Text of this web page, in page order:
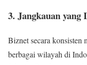
3. Jangkauan yang
Biznet secara konsisten
berbagai wilayah di